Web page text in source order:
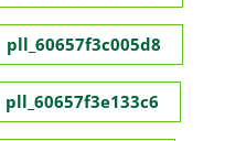
pll_60657f3c005d8
pll_60657f3e133c6